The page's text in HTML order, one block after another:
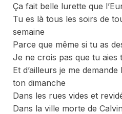
Ça fait belle lurette que
Tu es là tous les soirs de
semaine
Parce que même si tu as
Je ne crois pas que tu aies
Et d’ailleurs je me
ton dimanche
Dans les rues vides et
Dans la ville morte de Calvin